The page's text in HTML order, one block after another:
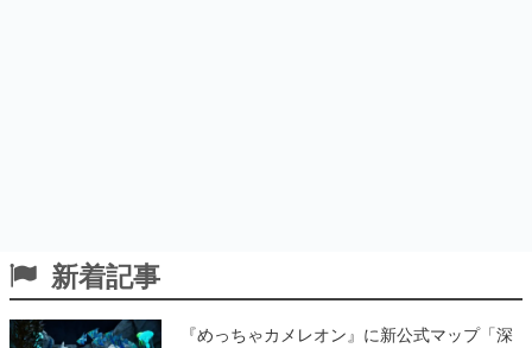
新着記事
『めっちゃカメレオン』に新公式マップ「深